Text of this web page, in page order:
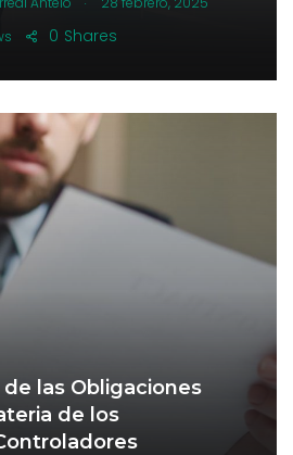
Shares
0
las Obligaciones
de los